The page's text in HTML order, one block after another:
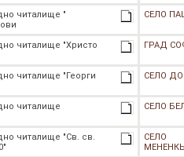
читалище "
СЕЛО
читалище "Христо
ГРАД
читалище "Георги
СЕЛО
читалище
СЕЛО
читалище "Св. св.
СЕЛО